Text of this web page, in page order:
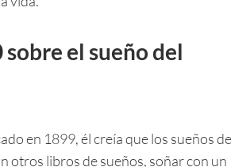
el sueño del
en 1899, él creía que los sueños de
otros libros de sueños, soñar con un